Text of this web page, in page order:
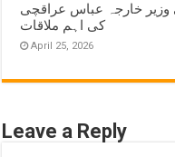
وزیر خارجہ عباس عراقچی
کی اہم ملاقات
April 25, 2026
Leave a Reply